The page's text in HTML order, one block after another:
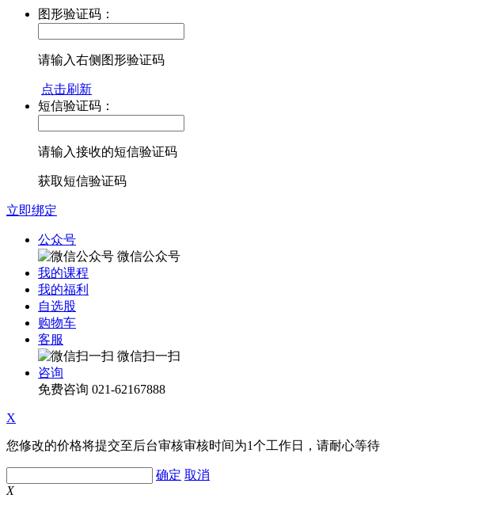
图形验证码：
请输入右侧图形验证码
点击刷新
短信验证码：
请输入接收的短信验证码
获取短信验证码
立即绑定
公众号
微信公众号
我的课程
我的福利
自选股
购物车
客服
微信扫一扫
咨询
免费咨询 021-62167888
X
您修改的价格将提交至后台审核审核时间为1个工作日，请耐心等待
确定 取消
X